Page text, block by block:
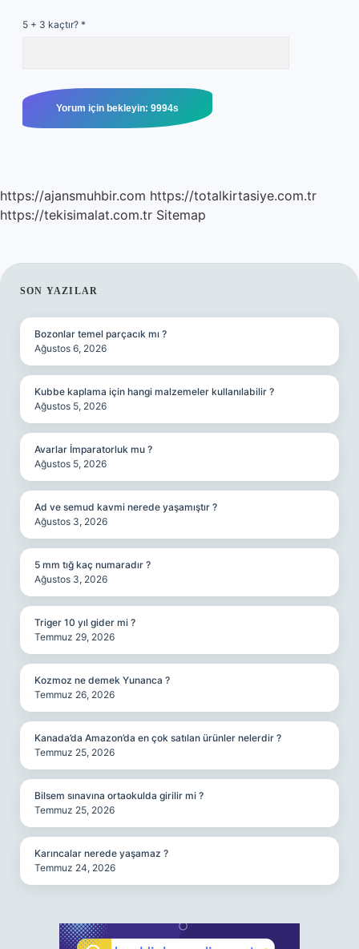
5 + 3 kaçtır? *
https://ajansmuhbir.com https://totalkirtasiye.com.tr
https://tekisimalat.com.tr Sitemap
SIDEBAR
SON YAZILAR
Bozonlar temel parçacık mı ?
Ağustos 6, 2026
Kubbe kaplama için hangi malzemeler kullanılabilir ?
Ağustos 5, 2026
Avarlar İmparatorluk mu ?
Ağustos 5, 2026
Ad ve semud kavmi nerede yaşamıştır ?
Ağustos 3, 2026
5 mm tığ kaç numaradır ?
Ağustos 3, 2026
Triger 10 yıl gider mi ?
Temmuz 29, 2026
Kozmoz ne demek Yunanca ?
Temmuz 26, 2026
Kanada’da Amazon’da en çok satılan ürünler nelerdir ?
Temmuz 25, 2026
Bilsem sınavına ortaokulda girilir mi ?
Temmuz 25, 2026
Karıncalar nerede yaşamaz ?
Temmuz 24, 2026